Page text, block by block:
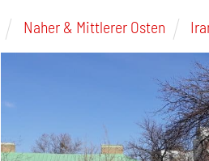
Naher & Mittlerer Osten